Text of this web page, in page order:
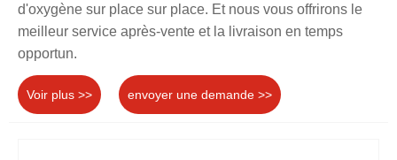
d'oxygène sur place sur place. Et nous vous offrirons le
meilleur service après-vente et la livraison en temps
opportun.
Voir plus >> envoyer une demande >>